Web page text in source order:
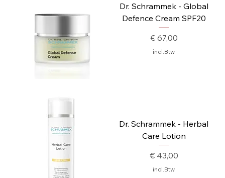
Dr. Schrammek - Global
Defence Cream SPF20
Prijs
€ 67,00
incl.Btw
Dr. Schrammek - Herbal
Care Lotion
Prijs
€ 43,00
incl.Btw